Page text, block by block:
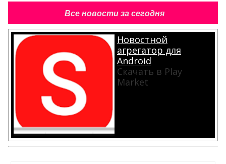
Все новости за сегодня
Новостной
агрегатор для
Android
Скачать в Play
Market